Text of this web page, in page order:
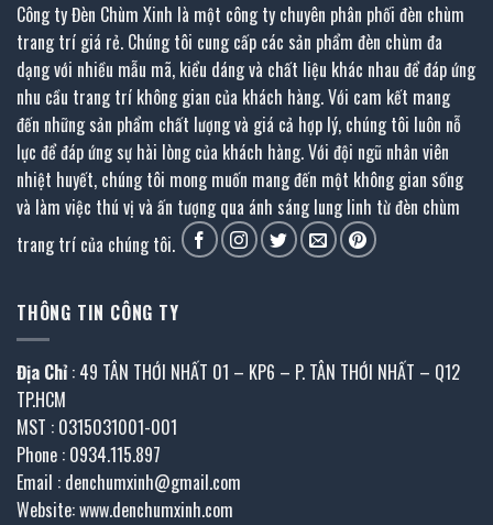
Công ty Đèn Chùm Xinh là một công ty chuyên phân phối đèn chùm
trang trí giá rẻ. Chúng tôi cung cấp các sản phẩm đèn chùm đa
dạng với nhiều mẫu mã, kiểu dáng và chất liệu khác nhau để đáp ứng
nhu cầu trang trí không gian của khách hàng. Với cam kết mang
đến những sản phẩm chất lượng và giá cả hợp lý, chúng tôi luôn nỗ
lực để đáp ứng sự hài lòng của khách hàng. Với đội ngũ nhân viên
nhiệt huyết, chúng tôi mong muốn mang đến một không gian sống
và làm việc thú vị và ấn tượng qua ánh sáng lung linh từ đèn chùm
trang trí của chúng tôi.
THÔNG TIN CÔNG TY
Địa Chỉ : 49 TÂN THỚI NHẤT 01 – KP6 – P. TÂN THỚI NHẤT – Q12
TP.HCM
MST : 0315031001-001
Phone : 0934.115.897
Email : denchumxinh@gmail.com
Website: www.denchumxinh.com